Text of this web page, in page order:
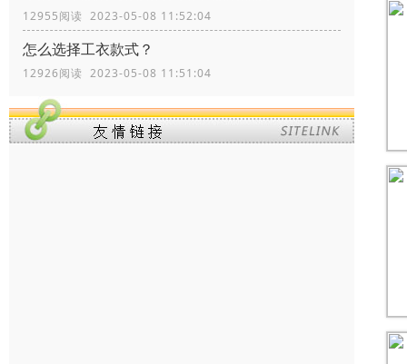
12955阅读 2023-05-08 11:52:04
怎么选择工衣款式？
12926阅读 2023-05-08 11:51:04